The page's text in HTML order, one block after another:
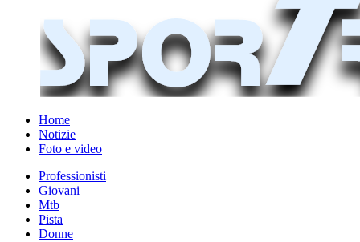
Home
Notizie
Foto e video
Professionisti
Giovani
Mtb
Pista
Donne